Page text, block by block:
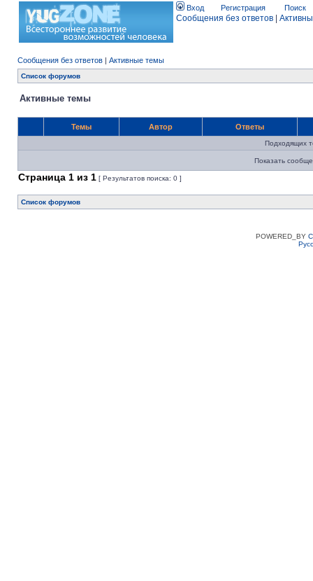
Вход Регистрация Поиск
Сообщения без ответов
Сообщения без ответов | Активные темы
Список форумов
Активные темы
Темы Автор Ответы
Подходящих
Показать
Страница 1 из 1 [ Результатов поиска: 0 ]
Список форумов
POWERED_BY